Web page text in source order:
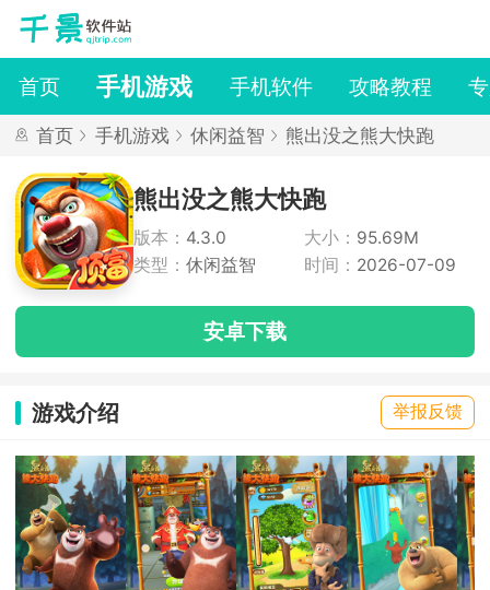
首页 手机游戏 手机软件 攻略教程
首页 手机游戏 休闲益智 熊出没之熊大快跑
熊出没之熊大快跑
版本： 4.3.0 大小： 95.69M
类型： 休闲益智 时间： 2026-07-09
安卓下载
游戏介绍 举报反馈